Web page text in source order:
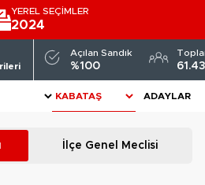
YEREL SEÇİMLER
2024
Açılan Sandık
%100
ADAYLAR
İlçe Genel Meclisi